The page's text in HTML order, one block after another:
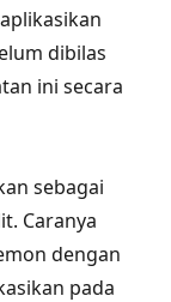
dibilas
ini secara
sebagai
Caranya
dengan
pada